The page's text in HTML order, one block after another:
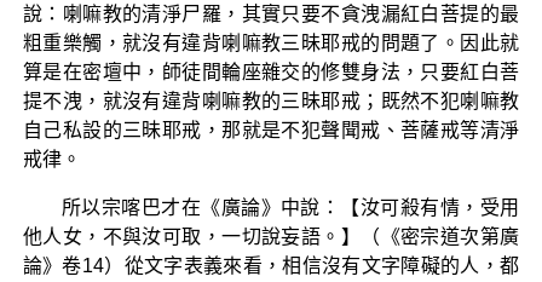
說：喇嘛教的清淨尸羅，其實只要不貪洩漏紅白菩提的最
粗重樂觸，就沒有違背喇嘛教三昧耶戒的問題了。因此就
算是在密壇中，師徒間輪座雜交的修雙身法，只要紅白菩
提不洩，就沒有違背喇嘛教的三昧耶戒；既然不犯喇嘛教
自己私設的三昧耶戒，那就是不犯聲聞戒、菩薩戒等清淨
戒律。
所以宗喀巴才在《廣論》中說：【汝可殺有情，受用
他人女，不與汝可取，一切說妄語。】（《密宗道次第廣
論》卷14）從文字表義來看，相信沒有文字障礙的人，都